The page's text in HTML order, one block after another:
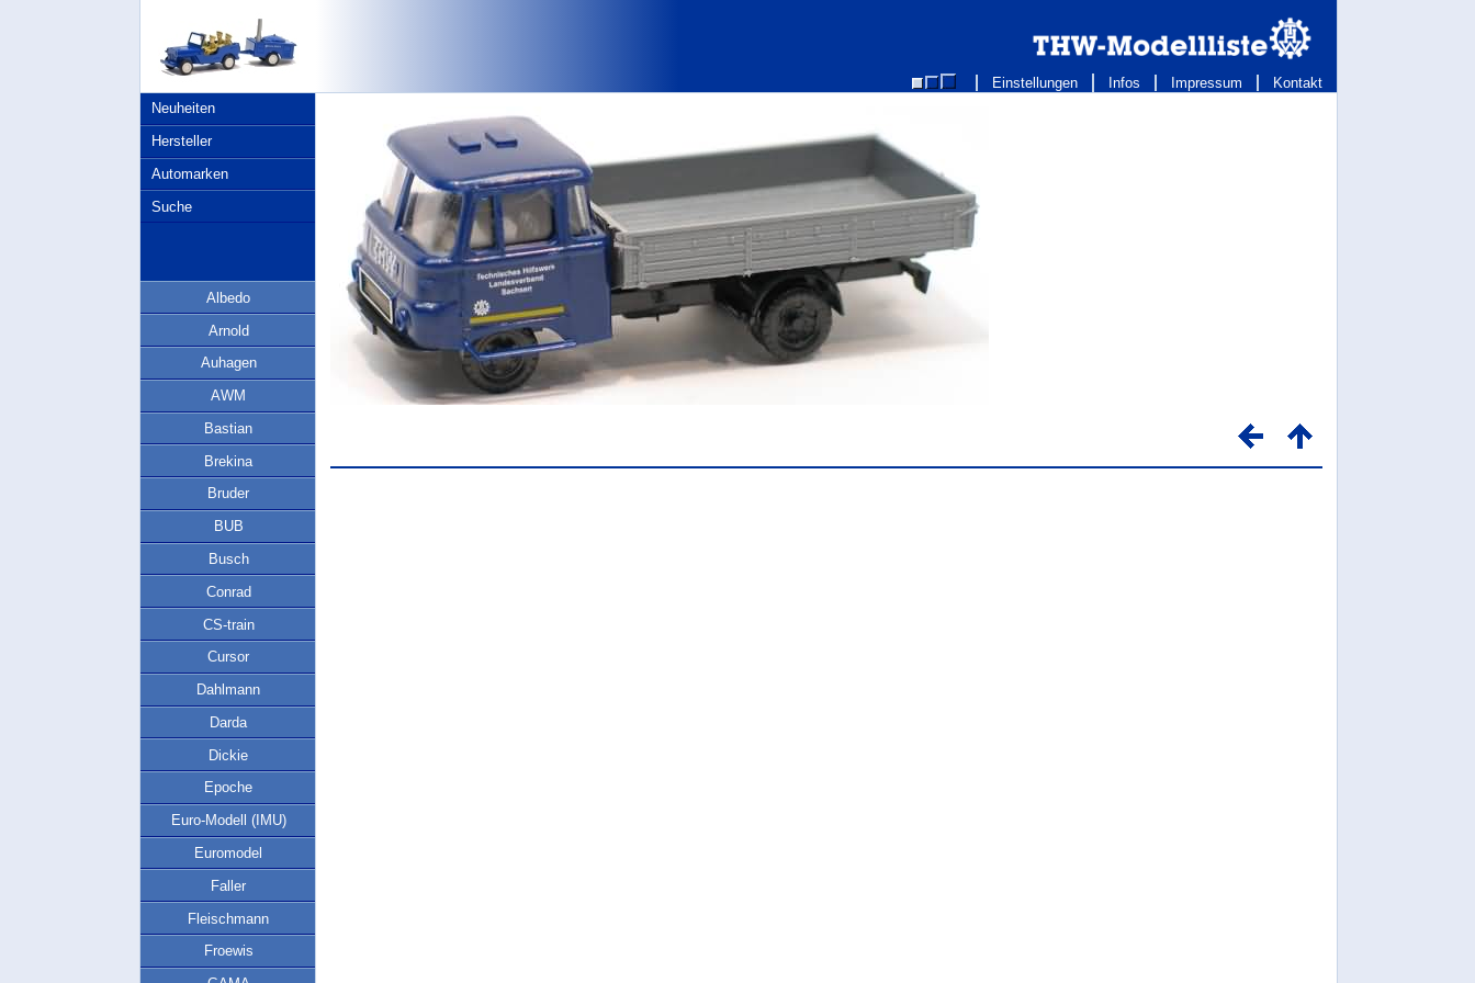
Einstellungen Infos Impressum
Kontakt
Neuheiten
Hersteller
Automarken
Suche
Albedo
Arnold
Auhagen
AWM
Bastian
Brekina
Bruder
BUB
Busch
Conrad
CS-train
Cursor
Dahlmann
Darda
Dickie
Epoche
Euro-Modell (IMU)
Euromodel
Faller
Fleischmann
Froewis